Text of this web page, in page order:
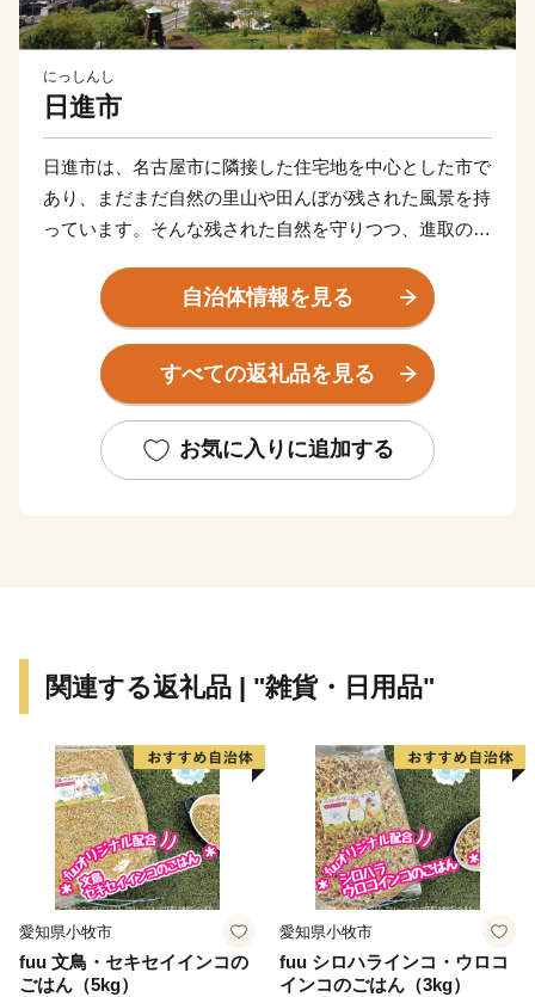
にっしんし
日進市
日進市は、名古屋市に隣接した住宅地を中心とした市で
あり、まだまだ自然の里山や田んぼが残された風景を持
っています。そんな残された自然を守りつつ、進取の精
組みます。日進市の施策に共感いただける方々、かつて
日進に住まわれていた方々、学生時代に日進ですごされ
た方々、日進を応援していただける皆様の「日進市ふる
さと納税」のご協力をお待ちしております。
自治体情報を見る
すべての返礼品を見る
お気に入りに追加する
関連する返礼品 | "雑貨・日用品"
愛知県小牧市
fuu 文鳥・セキセイインコの
ごはん（5kg）
愛知県小牧市
fuu シロハラインコ・ウロコ
インコのごはん（3kg）